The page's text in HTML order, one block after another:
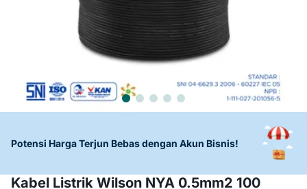
Potensi Harga Terjun Bebas dengan Akun Bisnis!
Kabel Listrik Wilson NYA 0.5mm2 100